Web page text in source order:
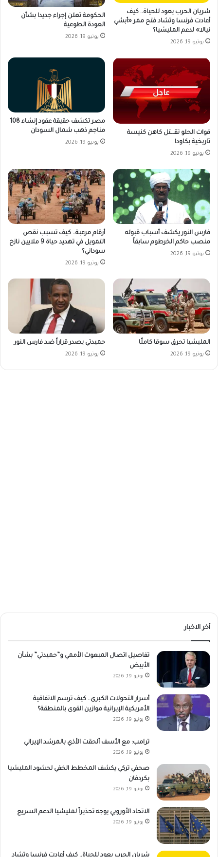
شريان الحرب يعود للحياة.. كيف
أعادت فرنسا وتشاد فتح ممر «أبشي
نيالا» لدعم المليشيا؟
يونيو 19, 2026
الحكومة تعلن إجراء جديدا بشأن
العودة الطوعية
يونيو 19, 2026
قوات الحلو تقـ.ـتل كاهن كنيسة
تاريخية بكاودا
يونيو 19, 2026
مصر تكشف حقيقة عقود إنشاء 108
مناجم ذهب شمال السودان
يونيو 19, 2026
فارس النور يكشف أسباب قبوله
منصب حاكم الخرطوم سابقاً
يونيو 19, 2026
أرقام مرعبة.. كيف تسبب نقص
التمويل في تهديد حياة 9 ملايين نازح
سوداني؟
يونيو 19, 2026
المليشيا تحرق سوقا كاملًا
يونيو 19, 2026
حميدتي يصدر قراراً ضد فارس النور
يونيو 19, 2026
أخر الاخبار
تفاصيل اتصال المبعوث الأممي و”حميدتي” بشأن
الأبيض
يونيو 19, 2026
أسرار التحولات الكبرى.. كيف ترسم الاتفاقية
الأمريكية الإيرانية موازين القوى بالمنطقة؟
يونيو 19, 2026
ترامب: مع الأسف ألحقت الأذي بالمرشد الإيراني
يونيو 19, 2026
صحفي تركي يكشف المخطط الخفي لحشود المليشيا
بكردفان
يونيو 19, 2026
الاتحاد الأوروبي يوجه تحذيراً لمليشيا الدعم السريع
يونيو 19, 2026
شريان الحرب يعود للحياة.. كيف أعادت فرنسا وتشاد